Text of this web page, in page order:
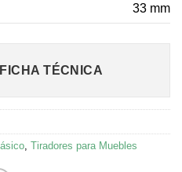
33 mm
TÉCNICA
, Tiradores para Muebles